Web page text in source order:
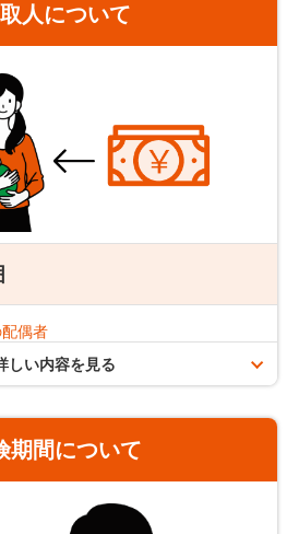
できない場合
険金や配当、解約返戻金はありま
りません。
加契約が必要となります。追加契
のための審査をさせていただきま
日を含めて3年以内の自殺の場合
すので、死亡保険金のお支払いは
人について
偶者
しい内容を見る
期間について